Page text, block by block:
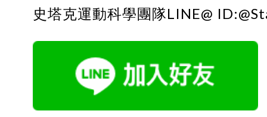
史塔克運動科學團隊LINE@